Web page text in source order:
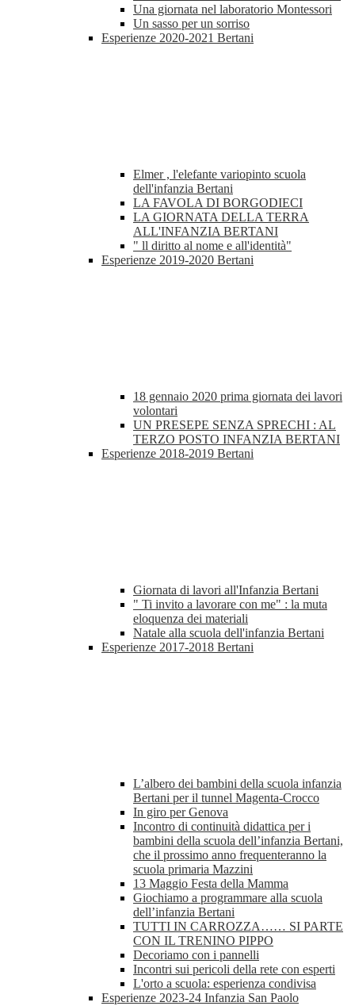
Una giornata nel laboratorio Montessori
Un sasso per un sorriso
Esperienze 2020-2021 Bertani
Elmer , l'elefante variopinto scuola
dell'infanzia Bertani
LA FAVOLA DI BORGODIECI
LA GIORNATA DELLA TERRA
ALL'INFANZIA BERTANI
" ll diritto al nome e all'identità"
Esperienze 2019-2020 Bertani
18 gennaio 2020 prima giornata dei lavori
volontari
UN PRESEPE SENZA SPRECHI : AL
TERZO POSTO INFANZIA BERTANI
Esperienze 2018-2019 Bertani
Giornata di lavori all'Infanzia Bertani
" Ti invito a lavorare con me" : la muta
eloquenza dei materiali
Natale alla scuola dell'infanzia Bertani
Esperienze 2017-2018 Bertani
L’albero dei bambini della scuola infanzia
Bertani per il tunnel Magenta-Crocco
In giro per Genova
Incontro di continuità didattica per i
bambini della scuola dell’infanzia Bertani,
che il prossimo anno frequenteranno la
scuola primaria Mazzini
13 Maggio Festa della Mamma
Giochiamo a programmare alla scuola
dell’infanzia Bertani
TUTTI IN CARROZZA…… SI PARTE
CON IL TRENINO PIPPO
Decoriamo con i pannelli
Incontri sui pericoli della rete con esperti
L'orto a scuola: esperienza condivisa
Esperienze 2023-24 Infanzia San Paolo